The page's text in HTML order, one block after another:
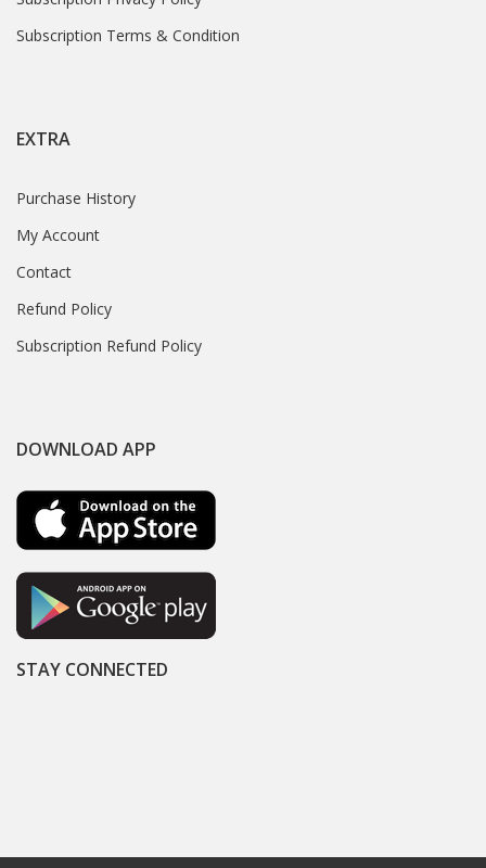
Subscription Terms & Condition
EXTRA
Purchase History
My Account
Contact
Refund Policy
Subscription Refund Policy
DOWNLOAD APP
STAY CONNECTED